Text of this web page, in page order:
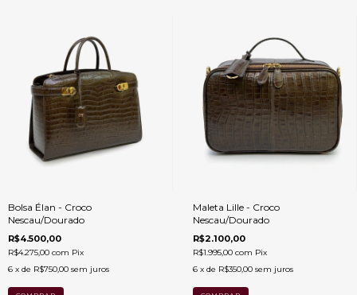
Bolsa Élan - Croco
Nescau/Dourado
R$4.500,00
R$4.275,00 com Pix
6 x de R$750,00 sem juros
Maleta Lille - Croco
Nescau/Dourado
R$2.100,00
R$1.995,00 com Pix
6 x de R$350,00 sem juros